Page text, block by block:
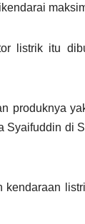
listrik itu
produknya
Syaifuddin di